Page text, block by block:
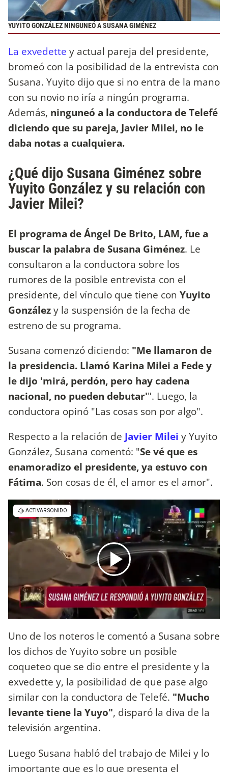
YUYITO GONZÁLEZ NINGUNEÓ A SUSANA GIMÉNEZ
La exvedette y actual pareja del presidente,
bromeó con la posibilidad de la entrevista con
Susana. Yuyito dijo que si no entra de la mano
con su novio no iría a ningún programa.
Además, ninguneó a la conductora de Telefé
diciendo que su pareja, Javier Milei, no le
daba notas a cualquiera.
¿Qué dijo Susana Giménez sobre
Yuyito González y su relación con
Javier Milei?
El programa de Ángel De Brito, LAM, fue a
buscar la palabra de Susana Giménez. Le
consultaron a la conductora sobre los
rumores de la posible entrevista con el
presidente, del vínculo que tiene con Yuyito
Gonzálezy la suspensión de la fecha de
estreno de su programa.
Susana comenzó diciendo: "Me llamaron de
la presidencia. Llamó Karina Milei a Fede y
le dijo 'mirá, perdón, pero hay cadena
nacional, no pueden debutar'". Luego, la
conductora opinó "Las cosas son por algo".
Respecto a la relación de Javier Milei y Yuyito
González, Susana comentó: "Se vé que es
enamoradizo el presidente, ya estuvo con
Fátima. Son cosas de él, el amor es el amor".
Uno de los noteros le comentó a Susana sobre
los dichos de Yuyito sobre un posible
coqueteo que se dio entre el presidente y la
exvedette y, la posibilidad de que pase algo
similar con la conductora de Telefé. "Mucho
levante tiene la Yuyo", disparó la diva de la
televisión argentina.
Luego Susana habló del trabajo de Milei y lo
importante que es lo que presenta el